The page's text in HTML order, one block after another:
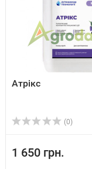
Атрікс
(0)
1 650 грн.